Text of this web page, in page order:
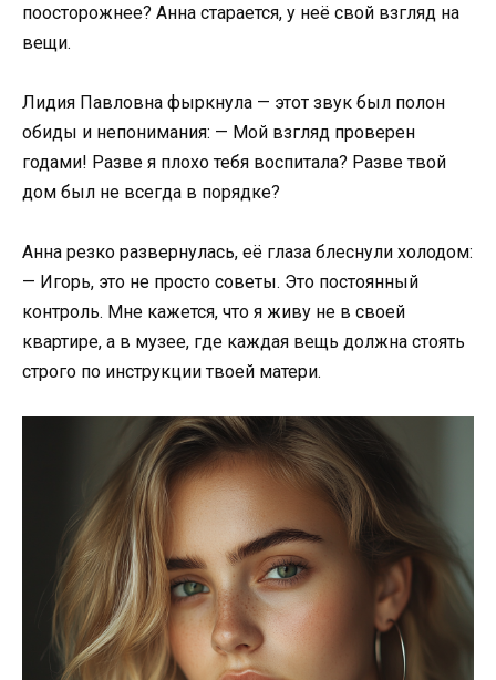
поосторожнее? Анна старается, у неё свой взгляд на
вещи.
Лидия Павловна фыркнула — этот звук был полон
обиды и непонимания: — Мой взгляд проверен
годами! Разве я плохо тебя воспитала? Разве твой
дом был не всегда в порядке?
Анна резко развернулась, её глаза блеснули холодом:
— Игорь, это не просто советы. Это постоянный
контроль. Мне кажется, что я живу не в своей
квартире, а в музее, где каждая вещь должна стоять
строго по инструкции твоей матери.